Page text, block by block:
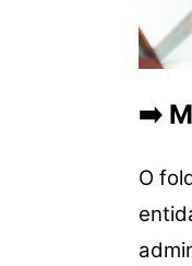
➡️
O